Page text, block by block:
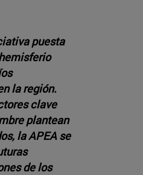
puesta
la región.
clave
plantean
la APEA se
de los